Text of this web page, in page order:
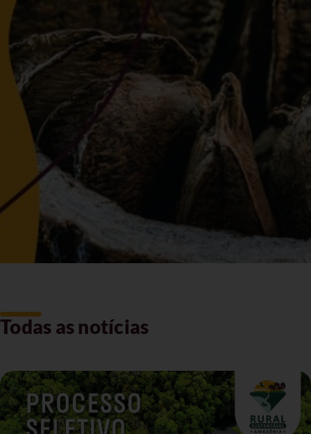
Todas as notícias